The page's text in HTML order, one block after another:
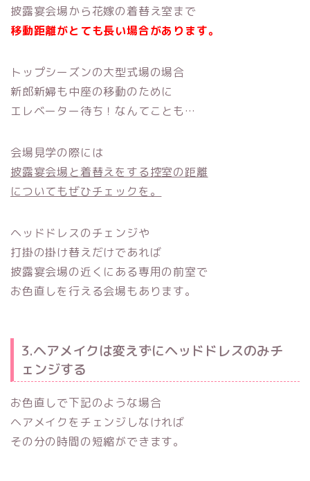
披露宴会場から花嫁の着替え室まで
移動距離がとても長い場合があります。
トップシーズンの大型式場の場合
新郎新婦も中座の移動のために
エレベーター待ち！なんてことも…
会場見学の際には
披露宴会場と着替えをする控室の距離
についてもぜひチェックを。
ヘッドドレスのチェンジや
打掛の掛け替えだけであれば
披露宴会場の近くにある専用の前室で
お色直しを行える会場もあります。
3.ヘアメイクは変えずにヘッドドレスのみチ
ェンジする
お色直しで下記のような場合
ヘアメイクをチェンジしなければ
その分の時間の短縮ができます。